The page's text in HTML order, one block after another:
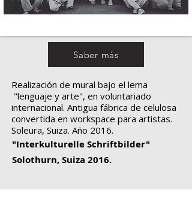
Saber más
Realización de mural bajo el lema
"lenguaje y arte", en voluntariado
internacional. Antigua fábrica de celulosa
convertida en workspace para artistas.
Soleura, Suiza. Año 2016.
"Interkulturelle Schriftbilder"
Solothurn, Suiza 2016.